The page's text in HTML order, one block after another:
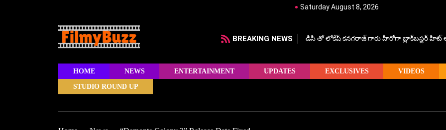
Saturday August 8, 2026
BREAKING NEWS డిసి తో లోకేష్ కనగరాజ్ గారు హీరోగా బ్లాక్‌బస్టర్ హిట్
HOME NEWS ENTERTAINMENT UPDATES EXCLUSIVES VIDEOS
STUDIO ROUND UP